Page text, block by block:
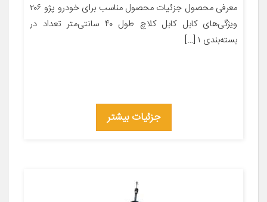
معرفی محصول جزئیات محصول مناسب برای خودرو پژو ۲۰۶
ویژگی‌های کابل کابل کلاچ طول ۴۰ سانتی‌متر تعداد در
بسته‌بندی ۱ […]
جزئیات بیشتر